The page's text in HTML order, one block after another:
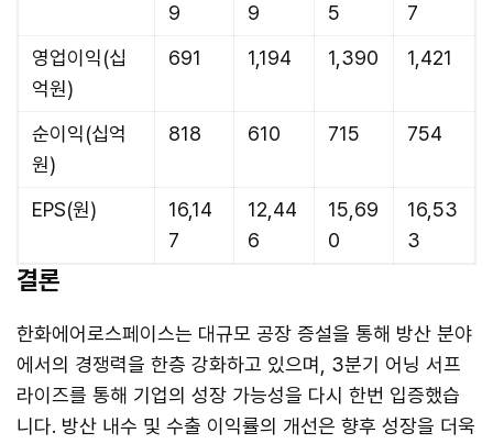
9
9
5
7
영업이익(십
억원)
691 1,194 1,390 1,421
순이익(십억
원)
818 610 715 754
EPS(원)
16,14
7
12,44
6
15,69
0
16,53
3
결론
한화에어로스페이스는 대규모 공장 증설을 통해 방산 분야
에서의 경쟁력을 한층 강화하고 있으며, 3분기 어닝 서프
라이즈를 통해 기업의 성장 가능성을 다시 한번 입증했습
니다. 방산 내수 및 수출 이익률의 개선은 향후 성장을 더욱